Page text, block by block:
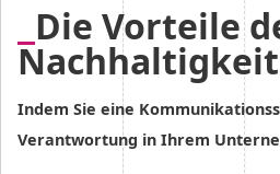
Die Vorteile
Indem Sie eine
Verantwortung in Ihrem